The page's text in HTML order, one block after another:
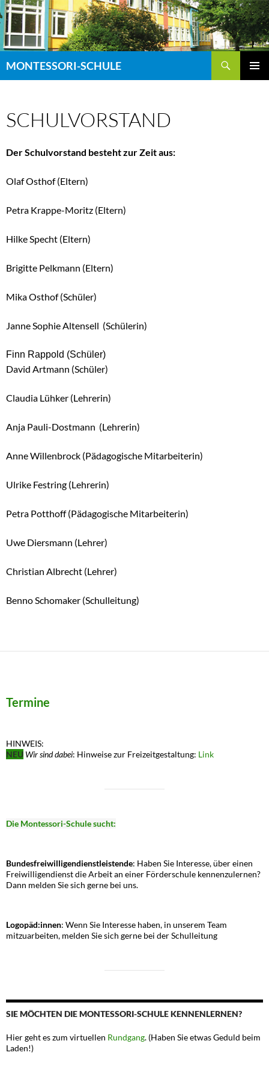
Zum
Inhalt
springen
MONTESSORI-SCHULE
SCHULVORSTAND
Der Schulvorstand besteht zur Zeit aus:
Olaf Osthof (Eltern)
Petra Krappe-Moritz (Eltern)
Hilke Specht (Eltern)
Brigitte Pelkmann (Eltern)
Mika Osthof (Schüler)
Janne Sophie Altensell (Schülerin)
Finn Rappold (Schüler)
David Artmann (Schüler)
Claudia Lühker (Lehrerin)
Anja Pauli-Dostmann (Lehrerin)
Anne Willenbrock (Pädagogische Mitarbeiterin)
Ulrike Festring (Lehrerin)
Petra Potthoff (Pädagogische Mitarbeiterin)
Uwe Diersmann (Lehrer)
Christian Albrecht (Lehrer)
Benno Schomaker (Schulleitung)
Termine
HINWEIS:
NEU Wir sind dabei: Hinweise zur Freizeitgestaltung: Link
Die Montessori-Schule sucht:
Bundesfreiwilligendienstleistende: Haben Sie Interesse, über einen
Freiwilligendienst die Arbeit an einer Förderschule kennenzulernen?
Dann melden Sie sich gerne bei uns.
Logopäd:innen: Wenn Sie Interesse haben, in unserem Team
mitzuarbeiten, melden Sie sich gerne bei der Schulleitung
SIE MÖCHTEN DIE MONTESSORI-SCHULE KENNENLERNEN?
Hier geht es zum virtuellen Rundgang. (Haben Sie etwas Geduld beim
Laden!)